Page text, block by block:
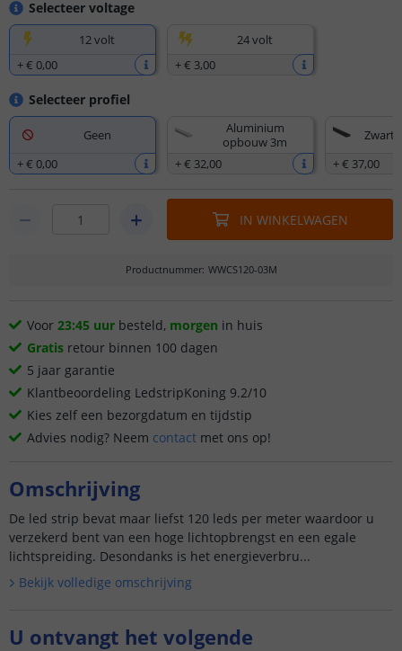
Selecteer voltage
12 volt
+€ 0,00
24 volt
+€ 3,00
Selecteer profiel
Geen
+€ 0,00
Aluminium
opbouw 3m
+€ 32,00
Zwart
+€ 37,00
IN WINKELWAGEN
Productnummer: WWCS120-03M
Voor 23:45 uur besteld, morgen in huis
Gratis retour binnen 100 dagen
5 jaar garantie
Klantbeoordeling LedstripKoning 9.2/10
Kies zelf een bezorgdatum en tijdstip
Advies nodig? Neem contact met ons op!
Omschrijving
De led strip bevat maar liefst 120 leds per meter waardoor u
verzekerd bent van een hoge lichtopbrengst en een egale
lichtspreiding. Desondanks is het energieverbru...
Bekijk volledige omschrijving
U ontvangt het volgende